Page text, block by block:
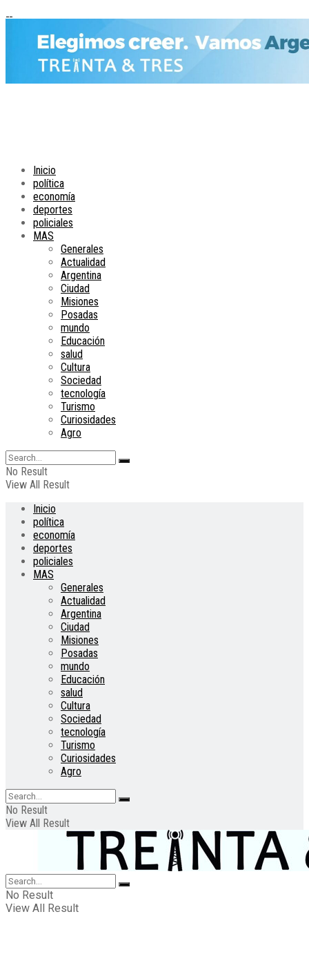
Inicio
política
economía
deportes
policiales
MAS
Generales
Actualidad
Argentina
Ciudad
Misiones
Posadas
mundo
Educación
salud
Cultura
Sociedad
tecnología
Turismo
Curiosidades
Agro
No Result
View All Result
Inicio
política
economía
deportes
policiales
MAS
Generales
Actualidad
Argentina
Ciudad
Misiones
Posadas
mundo
Educación
salud
Cultura
Sociedad
tecnología
Turismo
Curiosidades
Agro
No Result
View All Result
No Result
View All Result